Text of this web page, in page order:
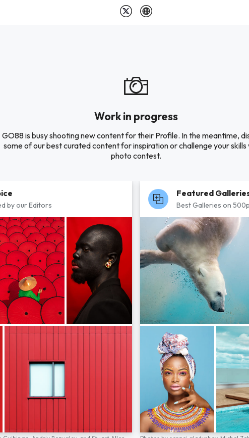
Work in progress
GO88 is busy shooting new content for their Profile. In the meantime,
some of our best curated content for inspiration or challenge your skills
photo contest.
by our Editors
Featured
Best Galleries on